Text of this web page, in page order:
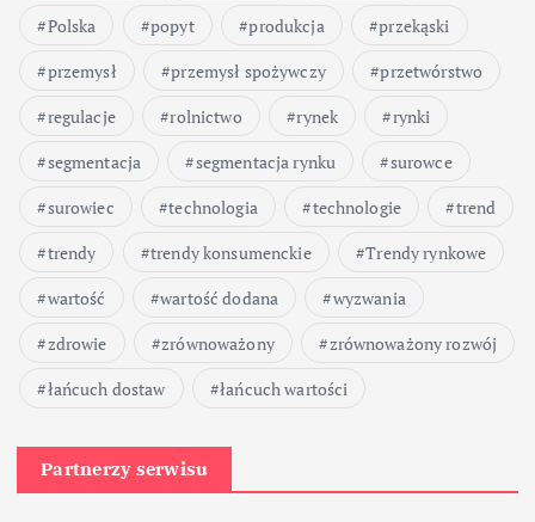
Polska
popyt produkcja
przekąski
przemysł
przemysł spożywczy
przetwórstwo
regulacje
rolnictwo rynek
rynki
segmentacja
segmentacja rynku
surowce
surowiec
technologia technologie
trend
trendy
trendy konsumenckie
Trendy rynkowe
wartość
wartość dodana
wyzwania
zdrowie
zrównoważony
zrównoważony rozwój
łańcuch dostaw
łańcuch wartości
Partnerzy serwisu